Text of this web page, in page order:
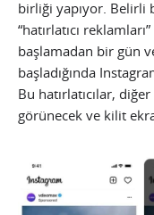
birliği yapıyor. Belirli
“hatırlatıcı
başlamadan bir gün
başladığında
Bu hatırlatıcılar,
görünecek ve kilit